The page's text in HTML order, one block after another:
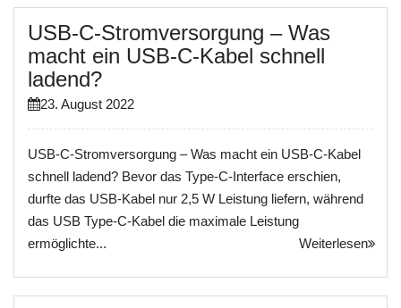
USB-C-Stromversorgung – Was
macht ein USB-C-Kabel schnell
ladend?
23. August 2022
USB-C-Stromversorgung – Was macht ein USB-C-Kabel
schnell ladend? Bevor das Type-C-Interface erschien,
durfte das USB-Kabel nur 2,5 W Leistung liefern, während
das USB Type-C-Kabel die maximale Leistung
ermöglichte...
Weiterlesen